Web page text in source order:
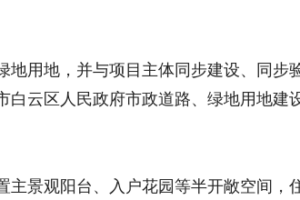
地用地，并与项目主体同步建设、同步
白云区人民政府市政道路、绿地用地建
主景观阳台、入户花园等半开敞空间，